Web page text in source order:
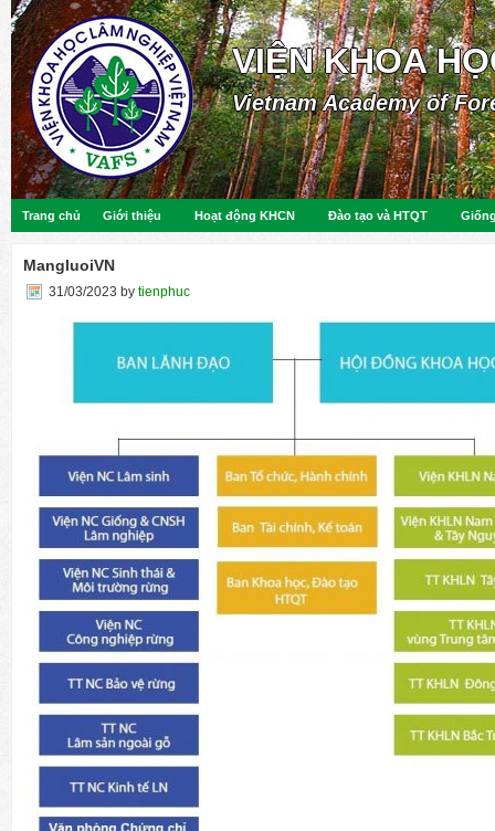
VIỆN KHOA
Vietnam Academy of
Trang chủ Giới thiệu Hoạt động KHCN Đào tạo và HTQT
MangluoiVN
31/03/2023 by tienphuc